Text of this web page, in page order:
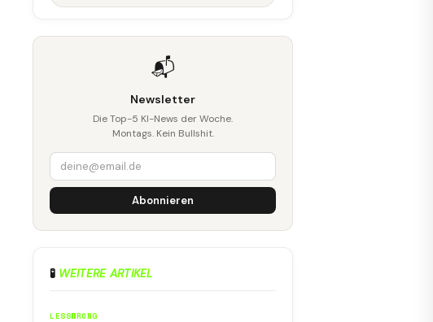
📬
Newsletter
Die Top-5 KI-News der Woche.
Montags. Kein Bullshit.
Abonnieren
🧪 WEITERE ARTIKEL
LESSWRONG